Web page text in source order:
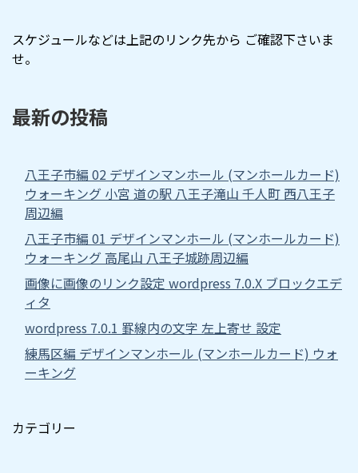
スケジュールなどは上記のリンク先から ご確認下さいま
せ。
最新の投稿
八王子市編 02 デザインマンホール (マンホールカード)
ウォーキング 小宮 道の駅 八王子滝山 千人町 西八王子
周辺編
八王子市編 01 デザインマンホール (マンホールカード)
ウォーキング 高尾山 八王子城跡周辺編
画像に画像のリンク設定 wordpress 7.0.X ブロックエデ
ィタ
wordpress 7.0.1 罫線内の文字 左上寄せ 設定
練馬区編 デザインマンホール (マンホールカード) ウォ
ーキング
カテゴリー